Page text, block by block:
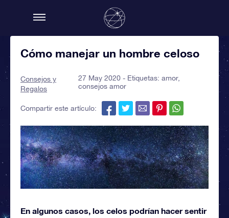
Cómo manejar un hombre celoso
Consejos y
Regalos
27 May 2020 - Etiquetas:amor,
consejos amor
Compartir este artículo:
En algunos casos, los celos podrían hacer sentir